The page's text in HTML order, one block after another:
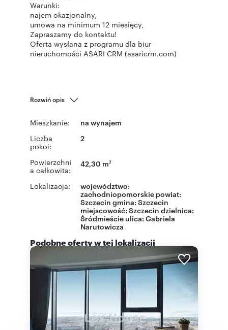
Warunki:
najem okazjonalny,
umowa na minimum 12 miesięcy,
Zapraszamy do kontaktu!
Oferta wysłana z programu dla biur
nieruchomości ASARI CRM (asaricrm.com)
Rozwiń opis
Mieszkanie: na wynajem
Liczba
pokoi:
2
Powierzchni
a całkowita:
42,30 m2
Lokalizacja:
województwo:
zachodniopomorskie powiat:
Szczecin gmina: Szczecin
miejscowość: Szczecin dzielnica:
Śródmieście ulica: Gabriela
Narutowicza
Podobne oferty w tej lokalizacji